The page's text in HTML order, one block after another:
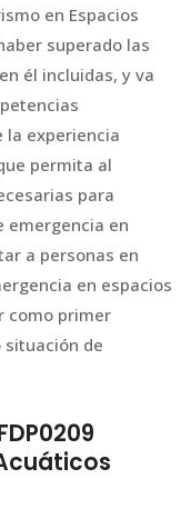
en Espacios
superado las
él incluidas, y va
la experiencia
permita al
para
emergencia en
a personas en
en espacios
como primer
de